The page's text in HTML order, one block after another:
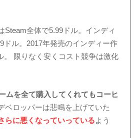
Steam全体で5.99ドル。インディ
ドル。2017年発売のインディー作
。 限りなく安くコスト競争は激化
ムを全て購入してくれてもコーヒ
ベロッパーは悲鳴を上げていた
らに悪くなっていっているよう